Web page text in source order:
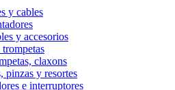
y cables
y accesorios
claxons
pinzas y resortes
e interruptores